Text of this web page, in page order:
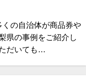
の自治体が商品券や
県の事例をご紹介し
だいても…